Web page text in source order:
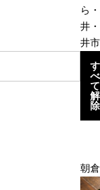
ら
井
井市
す
べ
て
解
除
朝